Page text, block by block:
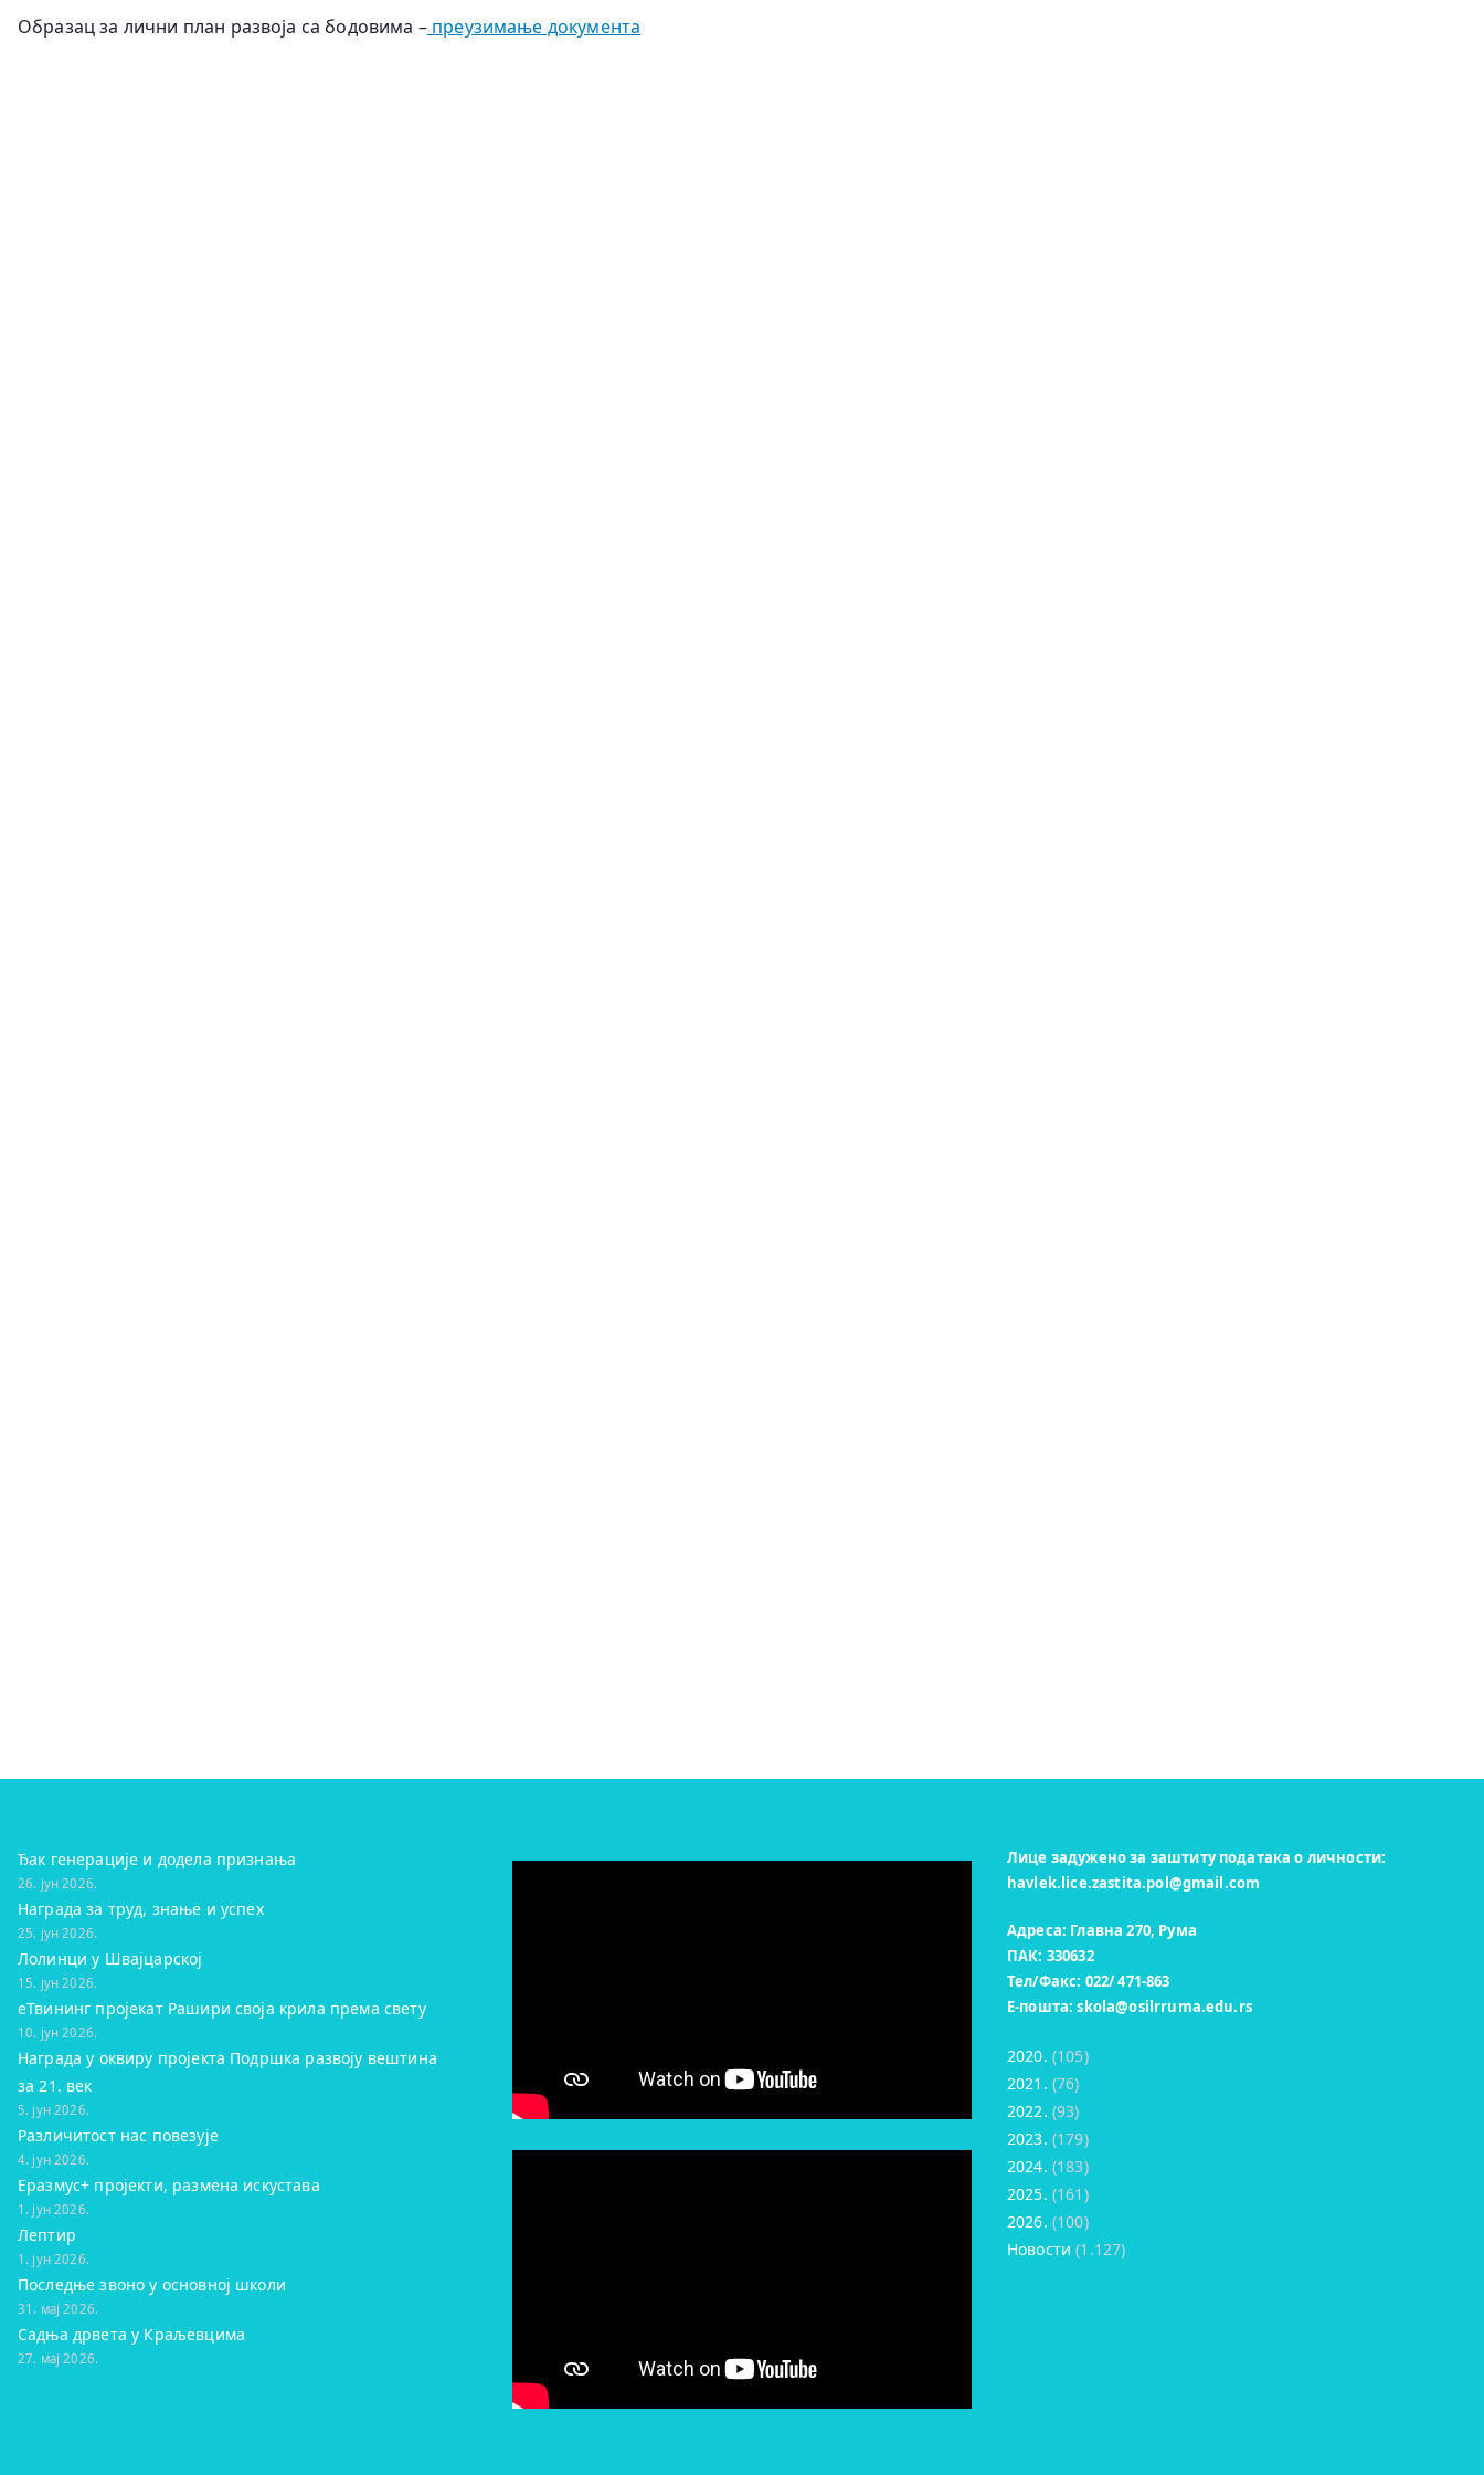
Образац за лични план развоја са бодовима –преузимање документа
Ђак генерације и додела признања
26. јун 2026.
Награда за труд, знање и успех
25. јун 2026.
Лолинци у Швајцарској
15. јун 2026.
eТвининг пројекат Рашири своја крила према свету
10. јун 2026.
Награда у оквиру пројекта Подршка развоју вештина
за 21. век
5. јун 2026.
Различитост нас повезује
4. јун 2026.
Еразмус+ пројекти, размена искустава
1. јун 2026.
Лептир
1. јун 2026.
Последње звоно у основној школи
31. мај 2026.
Садња дрвета у Краљевцима
27. мај 2026.
Лице задужено за заштиту података о личности:
havlek.lice.zastita.pol@gmail.com
Адреса: Главна 270, Рума
ПАК: 330632
Тел/Факс: 022/ 471-863
Е-пошта:skola@osilrruma.edu.rs
2020. (105)
2021. (76)
2022. (93)
2023. (179)
2024. (183)
2025. (161)
2026. (100)
Новости (1.127)